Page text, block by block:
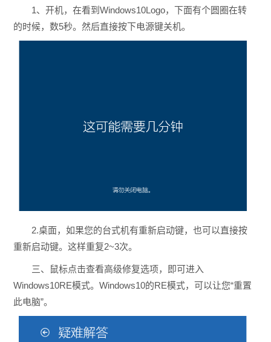
1、开机，在看到Windows10Logo，下面有个圆圈在转
的时候，数5秒。然后直接按下电源键关机。
2.桌面，如果您的台式机有重新启动键，也可以直接按
重新启动键。这样重复2~3次。
三、鼠标点击查看高级修复选项，即可进入
Windows10RE模式。Windows10的RE模式，可以让您“重置
此电脑”。